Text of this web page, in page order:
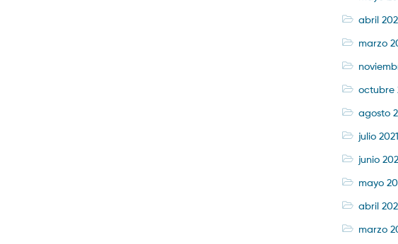
abril
marzo
octubre
agosto
julio 2021
junio
mayo
abril
marzo